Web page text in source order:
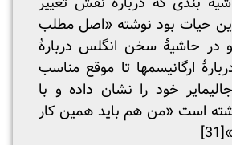
حیات بود نوشته «اصل مطلب
حاشیۀ سخن انگلس دربارۀ
ارگانیسمها تا موقع مناسب
جالیمایر خود را نشان داده و با
است «من هم باید همین کار
[31]